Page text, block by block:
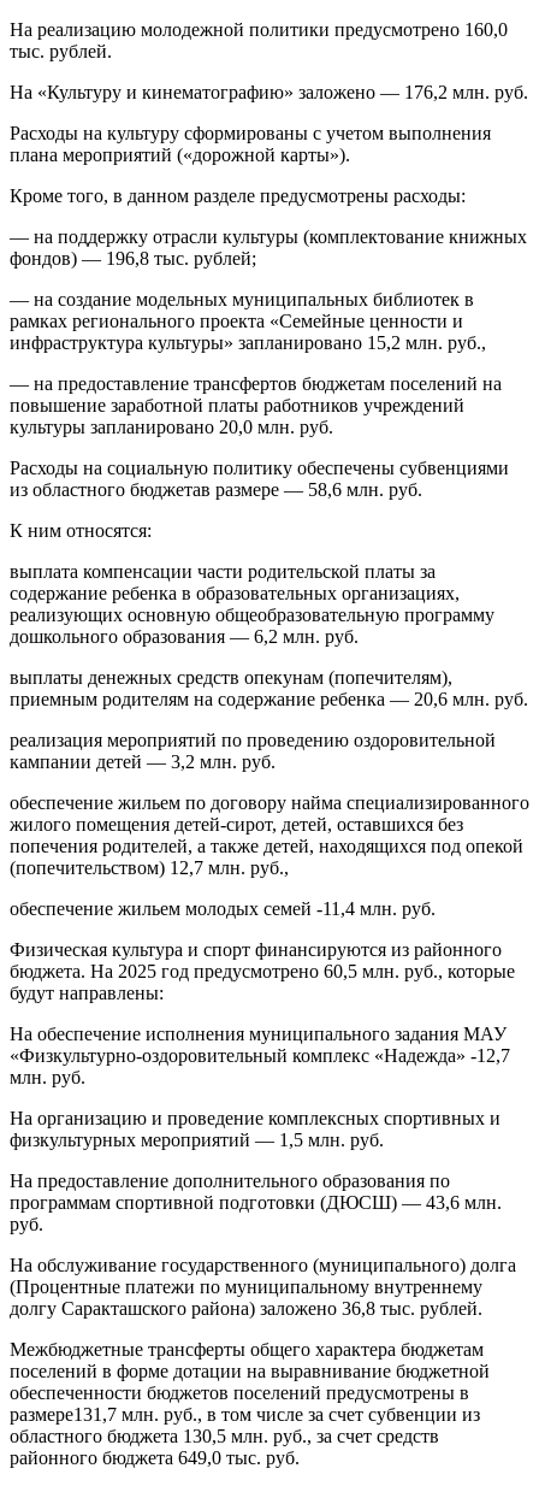
На реализацию молодежной политики предусмотрено 160,0
тыс. рублей.
На «Культуру и кинематографию» заложено — 176,2 млн. руб.
Расходы на культуру сформированы с учетом выполнения
плана мероприятий («дорожной карты»).
Кроме того, в данном разделе предусмотрены расходы:
— на поддержку отрасли культуры (комплектование книжных
фондов) — 196,8 тыс. рублей;
— на создание модельных муниципальных библиотек в
рамках регионального проекта «Семейные ценности и
инфраструктура культуры» запланировано 15,2 млн. руб.,
— на предоставление трансфертов бюджетам поселений на
повышение заработной платы работников учреждений
культуры запланировано 20,0 млн. руб.
Расходы на социальную политику обеспечены субвенциями
из областного бюджетав размере — 58,6 млн. руб.
К ним относятся:
выплата компенсации части родительской платы за
содержание ребенка в образовательных организациях,
реализующих основную общеобразовательную программу
дошкольного образования — 6,2 млн. руб.
выплаты денежных средств опекунам (попечителям),
приемным родителям на содержание ребенка — 20,6 млн. руб.
реализация мероприятий по проведению оздоровительной
кампании детей — 3,2 млн. руб.
обеспечение жильем по договору найма специализированного
жилого помещения детей-сирот, детей, оставшихся без
попечения родителей, а также детей, находящихся под опекой
(попечительством) 12,7 млн. руб.,
обеспечение жильем молодых семей -11,4 млн. руб.
Физическая культура и спорт финансируются из районного
бюджета. На 2025 год предусмотрено 60,5 млн. руб., которые
будут направлены:
На обеспечение исполнения муниципального задания МАУ
«Физкультурно-оздоровительный комплекс «Надежда» -12,7
млн. руб.
На организацию и проведение комплексных спортивных и
физкультурных мероприятий — 1,5 млн. руб.
На предоставление дополнительного образования по
программам спортивной подготовки (ДЮСШ) — 43,6 млн.
руб.
На обслуживание государственного (муниципального) долга
(Процентные платежи по муниципальному внутреннему
долгу Саракташского района) заложено 36,8 тыс. рублей.
Межбюджетные трансферты общего характера бюджетам
поселений в форме дотации на выравнивание бюджетной
обеспеченности бюджетов поселений предусмотрены в
размере131,7 млн. руб., в том числе за счет субвенции из
областного бюджета 130,5 млн. руб., за счет средств
районного бюджета 649,0 тыс. руб.